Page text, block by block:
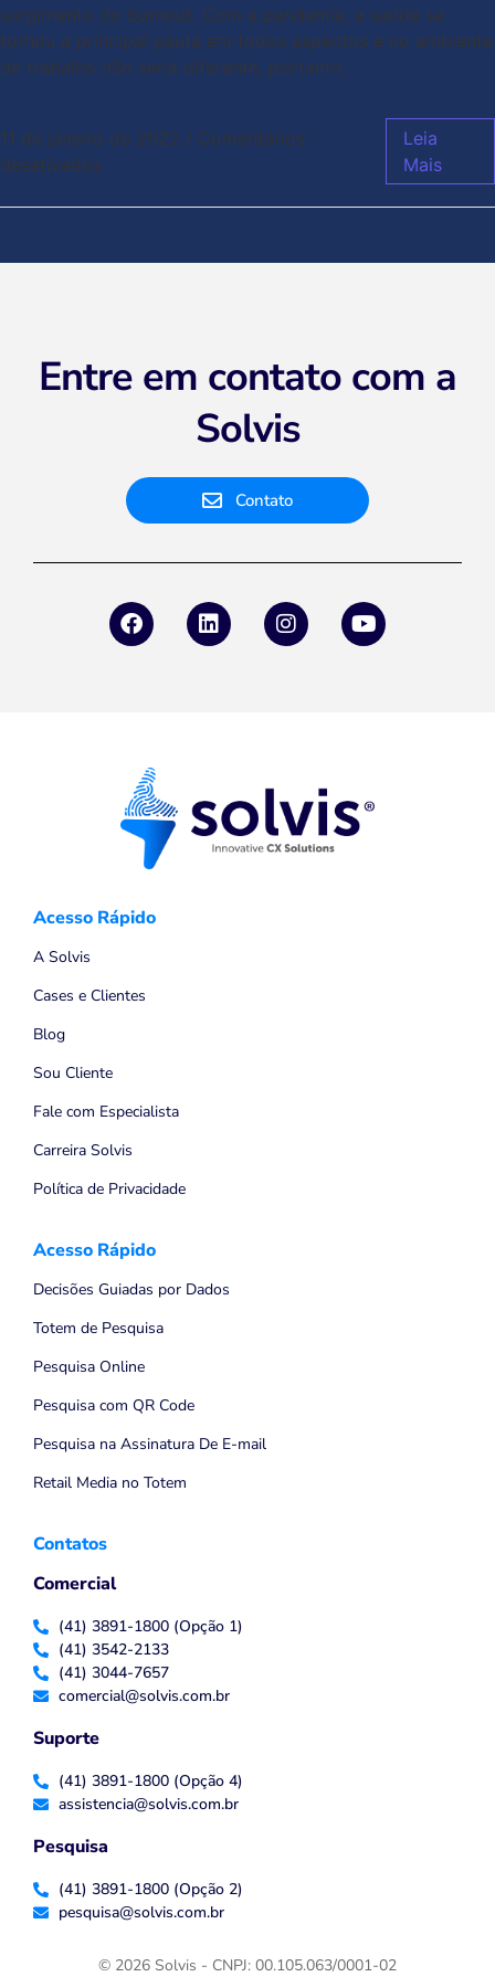
surgimento do burnout. Com a pandemia, a saúde se
tornou a principal pauta em todos aspectos e no ambiente
de trabalho não seria diferente, portanto,
11 de janeiro de 2022 / Comentários
desativados
Leia
Mais
Entre em contato com a
Solvis
Contato
Acesso Rápido
A Solvis
Cases e Clientes
Blog
Sou Cliente
Fale com Especialista
Carreira Solvis
Política de Privacidade
Acesso Rápido
Decisões Guiadas por Dados
Totem de Pesquisa
Pesquisa Online
Pesquisa com QR Code
Pesquisa na Assinatura De E-mail
Retail Media no Totem
Contatos
Comercial
(41) 3891-1800 (Opção 1)
(41) 3542-2133
(41) 3044-7657
comercial@solvis.com.br
Suporte
(41) 3891-1800 (Opção 4)
assistencia@solvis.com.br
Pesquisa
(41) 3891-1800 (Opção 2)
pesquisa@solvis.com.br
© 2026 Solvis - CNPJ: 00.105.063/0001-02